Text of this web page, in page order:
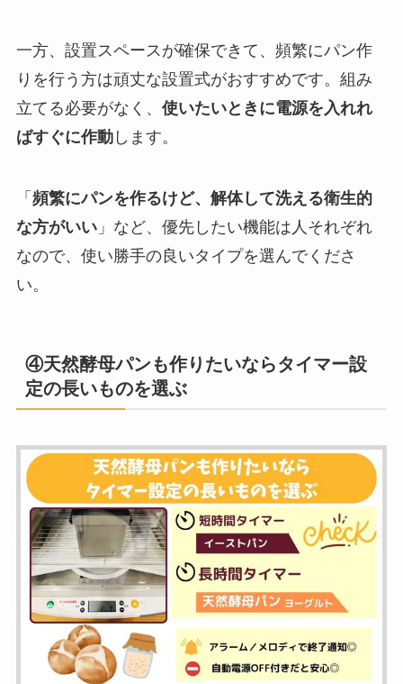
一方、設置スペースが確保できて、頻繁にパン作
りを行う方は頑丈な設置式がおすすめです。組み
立てる必要がなく、 使いたいときに電源を入れれ
ばすぐに作動します。
「 頻繁にパンを作るけど、解体して洗える衛生的
な方がいい」など、優先したい機能は人それぞれ
なので、使い勝手の良いタイプを選んでくださ
い。
④天然酵母パンも作りたいならタイマー設
定の長いものを選ぶ